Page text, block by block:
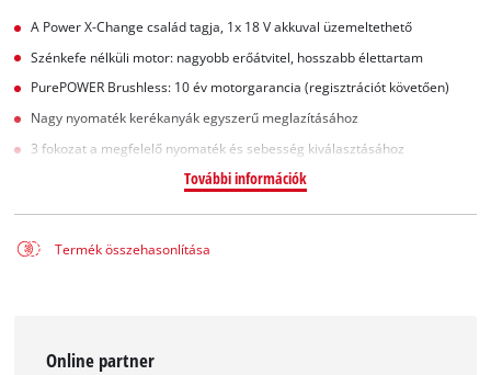
A Power X-Change család tagja, 1x 18 V akkuval üzemeltethető
Szénkefe nélküli motor: nagyobb erőátvitel, hosszabb élettartam
PurePOWER Brushless: 10 év motorgarancia (regisztrációt követően)
Nagy nyomaték kerékanyák egyszerű meglazításához
3 fokozat a megfelelő nyomaték és sebesség kiválasztásához
További információk
Termék összehasonlítása
Online partner